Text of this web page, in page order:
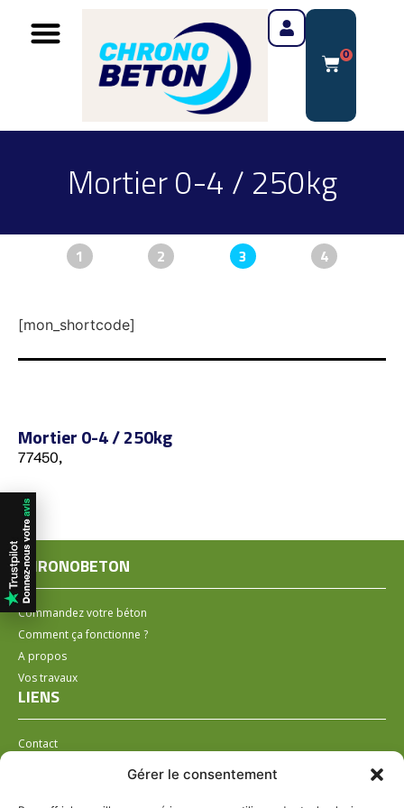
Gérer le consentement
0
Mortier 0-4 / 250kg
1 2 3 4
[mon_shortcode]
Mortier 0-4 / 250kg
77450,
CHRONOBETON
Commandez votre béton
Comment ça fonctionne ?
A propos
Vos travaux
LIENS
Contact